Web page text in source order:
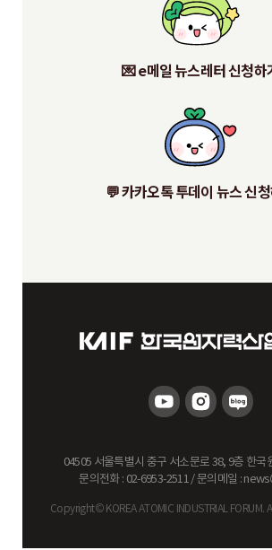
💌 e메일 뉴스레터 신청하
💬 카카오톡 투데이 뉴스 신
04505 서울특별시 중구 서소문로 38, 9층 한국
문의전화 : 02-6953-2511 / 문의메일 : news
Copyright© KOREA ATOMIC INDUSTRIAL FORUM.